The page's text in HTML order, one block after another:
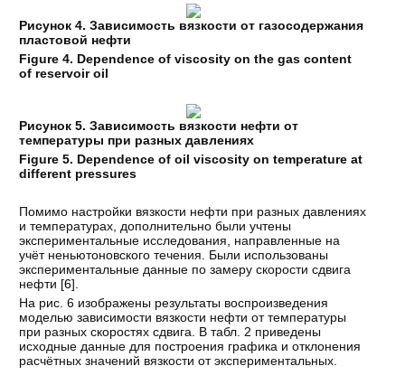
Рисунок 4. Зависимость вязкости от газосодержания
пластовой нефти
Figure 4. Dependence of viscosity on the gas content
of reservoir oil
Рисунок 5. Зависимость вязкости нефти от
температуры при разных давлениях
Figure 5. Dependence of oil viscosity on temperature at
different pressures
Помимо настройки вязкости нефти при разных давлениях
и температурах, дополнительно были учтены
экспериментальные исследования, направленные на
учёт неньютоновского течения. Были использованы
экспериментальные данные по замеру скорости сдвига
нефти [6].
На рис. 6 изображены результаты воспроизведения
моделью зависимости вязкости нефти от температуры
при разных скоростях сдвига. В табл. 2 приведены
исходные данные для построения графика и отклонения
расчётных значений вязкости от экспериментальных.